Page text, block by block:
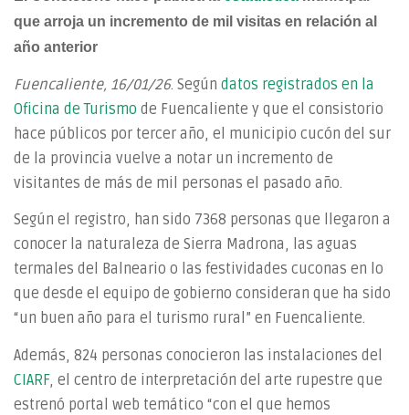
que arroja un incremento de mil visitas en relación al
año anterior
Fuencaliente, 16/01/26. Según datos registrados en la
Oficina de Turismo de Fuencaliente y que el consistorio
hace públicos por tercer año, el municipio cucón del sur
de la provincia vuelve a notar un incremento de
visitantes de más de mil personas el pasado año.
Según el registro, han sido 7368 personas que llegaron a
conocer la naturaleza de Sierra Madrona, las aguas
termales del Balneario o las festividades cuconas en lo
que desde el equipo de gobierno consideran que ha sido
“un buen año para el turismo rural” en Fuencaliente.
Además, 824 personas conocieron las instalaciones del
CIARF, el centro de interpretación del arte rupestre que
estrenó portal web temático “con el que hemos